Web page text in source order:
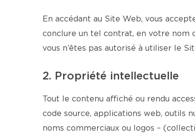
En accédant au Site Web, vous
conclure un tel contrat, en votre nom
vous n’êtes pas autorisé à utiliser le
2. Propriété intellectuelle
Tout le contenu affiché ou rendu
code source, applications web, outils
noms commerciaux ou logos –